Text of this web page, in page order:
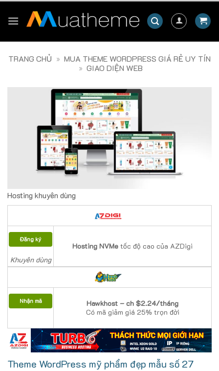
TRANG CHỦ » MUA THEME WORDPRESS GIÁ RẺ UY TÍN
» GIAO DIỆN WEB
Hosting khuyên dùng
Đăng ký
Khuyên dùng
Hosting NVMe tốc độ cao của AZDigi
Nhận mã
Hawkhost – ch $2.24/tháng
Có mã giảm giá 25% trọn đời
Theme WordPress mỹ phẩm đẹp mẫu số 27